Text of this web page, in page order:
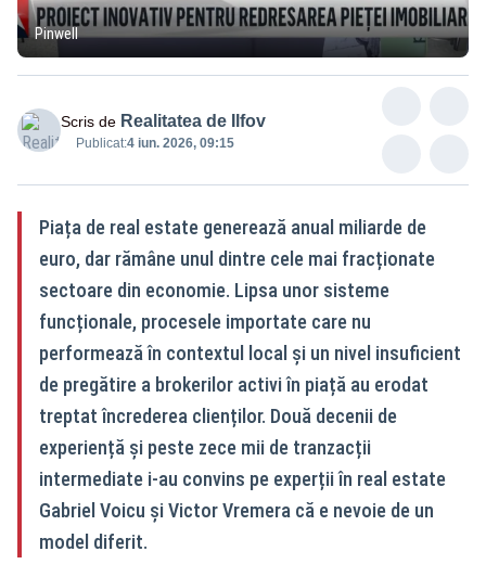
Pinwell
Scris de Realitatea de Ilfov
Publicat:4 iun. 2026, 09:15
Piața de real estate generează anual miliarde de
euro, dar rămâne unul dintre cele mai fracționate
sectoare din economie. Lipsa unor sisteme
funcționale, procesele importate care nu
performează în contextul local și un nivel insuficient
de pregătire a brokerilor activi în piață au erodat
treptat încrederea clienților. Două decenii de
experiență și peste zece mii de tranzacții
intermediate i-au convins pe experții în real estate
Gabriel Voicu și Victor Vremera că e nevoie de un
model diferit.